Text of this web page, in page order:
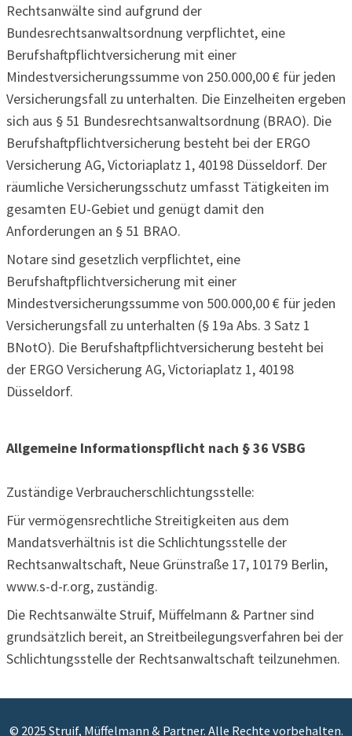
Rechtsanwälte sind aufgrund der
Bundesrechtsanwaltsordnung verpflichtet, eine
Berufshaftpflichtversicherung mit einer
Mindestversicherungssumme von 250.000,00 € für jeden
Versicherungsfall zu unterhalten. Die Einzelheiten ergeben
sich aus § 51 Bundesrechtsanwaltsordnung (BRAO). Die
Berufshaftpflichtversicherung besteht bei der ERGO
Versicherung AG, Victoriaplatz 1, 40198 Düsseldorf. Der
räumliche Versicherungsschutz umfasst Tätigkeiten im
gesamten EU-Gebiet und genügt damit den
Anforderungen an § 51 BRAO.
Notare sind gesetzlich verpflichtet, eine
Berufshaftpflichtversicherung mit einer
Mindestversicherungssumme von 500.000,00 € für jeden
Versicherungsfall zu unterhalten (§ 19a Abs. 3 Satz 1
BNotO). Die Berufshaftpflichtversicherung besteht bei
der ERGO Versicherung AG, Victoriaplatz 1, 40198
Düsseldorf.
Allgemeine Informationspflicht nach § 36 VSBG
Zuständige Verbraucherschlichtungsstelle:
Für vermögensrechtliche Streitigkeiten aus dem
Mandatsverhältnis ist die Schlichtungsstelle der
Rechtsanwaltschaft, Neue Grünstraße 17, 10179 Berlin,
www.s-d-r.org, zuständig.
Die Rechtsanwälte Struif, Müffelmann & Partner sind
grundsätzlich bereit, an Streitbeilegungsverfahren bei der
Schlichtungsstelle der Rechtsanwaltschaft teilzunehmen.
© 2025 Struif, Müffelmann & Partner. Alle Rechte vorbehalten.